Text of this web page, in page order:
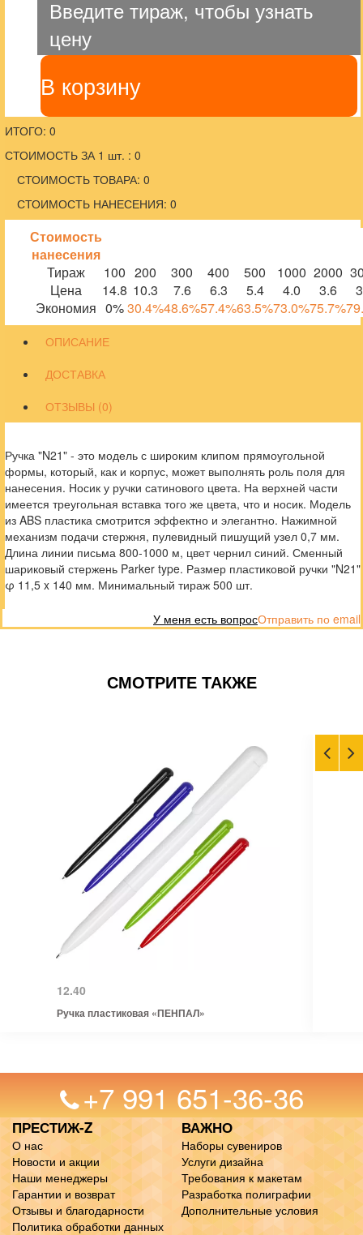
Введите тираж, чтобы узнать
цену
В корзину
ИТОГО: 0
СТОИМОСТЬ ЗА 1 шт. : 0
СТОИМОСТЬ ТОВАРА: 0
СТОИМОСТЬ НАНЕСЕНИЯ: 0
Стоимость
нанесения
Тираж
100 200 300 400 500 1000 2000
Цена
14.8 10.3 7.6 6.3 5.4 4.0 3.6
Экономия 0%30.4%48.6%57.4%63.5%73.0%75.7%
ОПИСАНИЕ
ДОСТАВКА
ОТЗЫВЫ (0)
Ручка "N21" - это модель с широким клипом прямоугольной
формы, который, как и корпус, может выполнять роль поля для
нанесения. Носик у ручки сатинового цвета. На верхней части
имеется треугольная вставка того же цвета, что и носик. Модель
из ABS пластика смотрится эффектно и элегантно. Нажимной
механизм подачи стержня, пулевидный пишущий узел 0,7 мм.
Длина линии письма 800-1000 м, цвет чернил синий. Сменный
шариковый стержень Parker type. Размер пластиковой ручки "N21"
φ 11,5 x 140 мм. Минимальный тираж 500 шт.
Отправить по email
У меня есть вопрос
СМОТРИТЕ ТАКЖЕ
12.40
Ручка пластиковая «ПЕНПАЛ»
+7 991 651-36-36
ПРЕСТИЖ-Z
О нас
Новости и акции
Наши менеджеры
Гарантии и возврат
Отзывы и благодарности
Политика обработки данных
ВАЖНО
Наборы сувениров
Услуги дизайна
Требования к макетам
Разработка полиграфии
Дополнительные условия